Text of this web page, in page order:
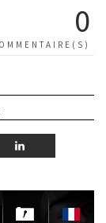
0